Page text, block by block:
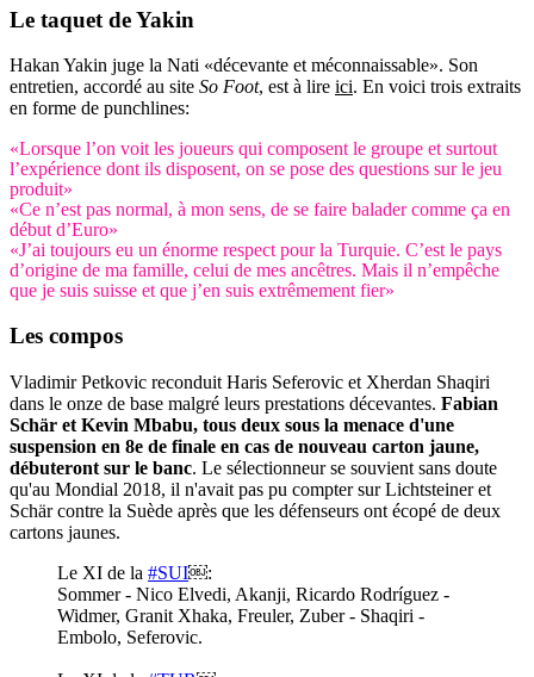
Le taquet de Yakin
Hakan Yakin juge la Nati «décevante et méconnaissable». Son
entretien, accordé au site So Foot, est à lire ici. En voici trois extraits
en forme de punchlines:
«Lorsque l’on voit les joueurs qui composent le groupe et surtout
l’expérience dont ils disposent, on se pose des questions sur le jeu
produit»
«Ce n’est pas normal, à mon sens, de se faire balader comme ça en
début d’Euro»
«J’ai toujours eu un énorme respect pour la Turquie. C’est le pays
d’origine de ma famille, celui de mes ancêtres. Mais il n’empêche
que je suis suisse et que j’en suis extrêmement fier»
Les compos
Vladimir Petkovic reconduit Haris Seferovic et Xherdan Shaqiri
dans le onze de base malgré leurs prestations décevantes. Fabian
Schär et Kevin Mbabu, tous deux sous la menace d'une
suspension en 8e de finale en cas de nouveau carton jaune,
débuteront sur le banc. Le sélectionneur se souvient sans doute
qu'au Mondial 2018, il n'avait pas pu compter sur Lichtsteiner et
Schär contre la Suède après que les défenseurs ont écopé de deux
cartons jaunes.
Le XI de la #SUI￼:
Sommer - Nico Elvedi, Akanji, Ricardo Rodríguez -
Widmer, Granit Xhaka, Freuler, Zuber - Shaqiri -
Embolo, Seferovic.